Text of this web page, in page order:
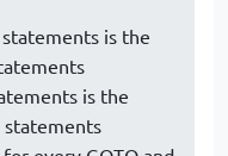
is the
is the
statements